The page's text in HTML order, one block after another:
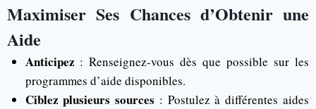
Maximiser Ses Chances d’Obtenir une
Aide
Anticipez : Renseignez-vous dès que possible sur les
programmes d’aide disponibles.
Ciblez plusieurs sources : Postulez à différentes aides